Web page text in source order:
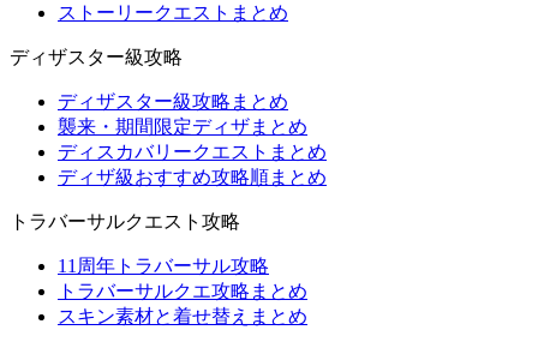
ストーリークエストまとめ
ディザスター級攻略
ディザスター級攻略まとめ
襲来・期間限定ディザまとめ
ディスカバリークエストまとめ
ディザ級おすすめ攻略順まとめ
トラバーサルクエスト攻略
11周年トラバーサル攻略
トラバーサルクエ攻略まとめ
スキン素材と着せ替えまとめ